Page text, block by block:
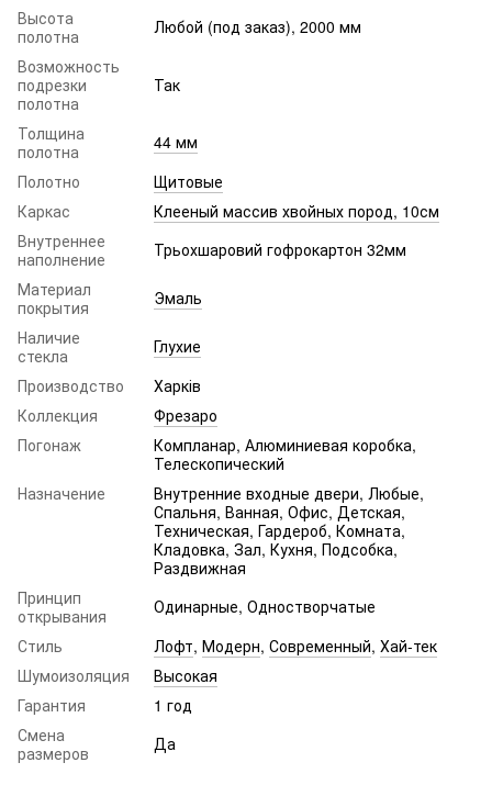
Высота
полотна
Любой (под заказ), 2000 мм
Возможность
подрезки
полотна
Так
Толщина
полотна
44 мм
Полотно
Щитовые
Каркас
Клееный массив хвойных пород, 10см
Внутреннее
наполнение
Трьохшаровий гофрокартон 32мм
Материал
покрытия
Эмаль
Наличие
стекла
Глухие
Производство
Харків
Коллекция
Фрезаро
Погонаж
Компланар, Алюминиевая коробка,
Телескопический
Назначение
Внутренние входные двери, Любые,
Спальня, Ванная, Офис, Детская,
Техническая, Гардероб, Комната,
Кладовка, Зал, Кухня, Подсобка,
Раздвижная
Принцип
открывания
Одинарные, Одностворчатые
Стиль
Лофт, Модерн, Современный, Хай-тек
Шумоизоляция
Высокая
Гарантия
1 год
Смена
размеров
Да